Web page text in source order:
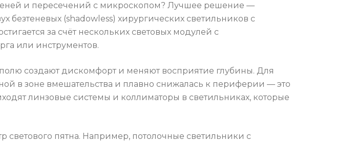
и пересечений с микроскопом? Лучшее решение —
(shadowless) хирургических светильников с
за счёт нескольких световых модулей с
или инструментов.
создают дискомфорт и меняют восприятие глубины. Для
в зоне вмешательства и плавно снижалась к периферии — это
линзовые системы и коллиматоры в светильниках, которые
пятна. Например, потолочные светильники с